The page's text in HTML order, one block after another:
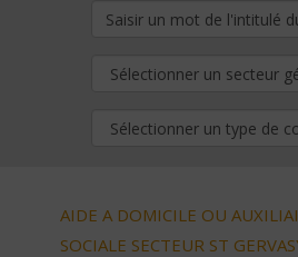
AIDE A DOMICILE OU
SOCIALE SECTEUR ST